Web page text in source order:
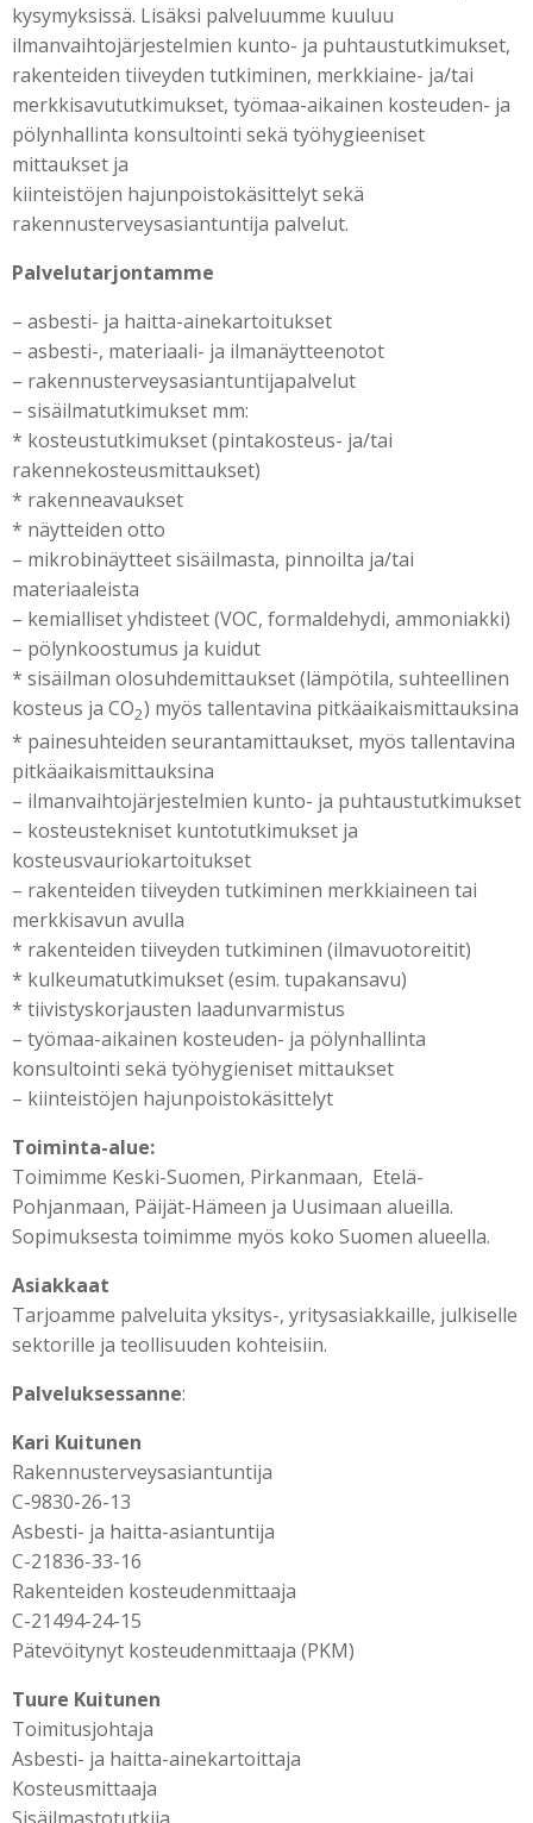
kysymyksissä. Lisäksi palveluumme kuuluu
ilmanvaihtojärjestelmien kunto- ja puhtaustutkimukset,
rakenteiden tiiveyden tutkiminen, merkkiaine- ja/tai
merkkisavututkimukset, työmaa-aikainen kosteuden- ja
pölynhallinta konsultointi sekä työhygieeniset
mittaukset ja
kiinteistöjen hajunpoistokäsittelyt sekä
rakennusterveysasiantuntija palvelut.
Palvelutarjontamme
– asbesti- ja haitta-ainekartoitukset
– asbesti-, materiaali- ja ilmanäytteenotot
– rakennusterveysasiantuntijapalvelut
– sisäilmatutkimukset mm:
* kosteustutkimukset (pintakosteus- ja/tai
rakennekosteusmittaukset)
* rakenneavaukset
* näytteiden otto
– mikrobinäytteet sisäilmasta, pinnoilta ja/tai
materiaaleista
– kemialliset yhdisteet (VOC, formaldehydi, ammoniakki)
– pölynkoostumus ja kuidut
* sisäilman olosuhdemittaukset (lämpötila, suhteellinen
kosteus ja CO2) myös tallentavina pitkäaikaismittauksina
* painesuhteiden seurantamittaukset, myös tallentavina
pitkäaikaismittauksina
– ilmanvaihtojärjestelmien kunto- ja puhtaustutkimukset
– kosteustekniset kuntotutkimukset ja
kosteusvauriokartoitukset
– rakenteiden tiiveyden tutkiminen merkkiaineen tai
merkkisavun avulla
* rakenteiden tiiveyden tutkiminen (ilmavuotoreitit)
* kulkeumatutkimukset (esim. tupakansavu)
* tiivistyskorjausten laadunvarmistus
– työmaa-aikainen kosteuden- ja pölynhallinta
konsultointi sekä työhygieniset mittaukset
– kiinteistöjen hajunpoistokäsittelyt
Toiminta-alue:
Toimimme Keski-Suomen, Pirkanmaan, Etelä-
Pohjanmaan, Päijät-Hämeen ja Uusimaan alueilla.
Sopimuksesta toimimme myös koko Suomen alueella.
Asiakkaat
Tarjoamme palveluita yksitys-, yritysasiakkaille, julkiselle
sektorille ja teollisuuden kohteisiin.
Palveluksessanne:
Kari Kuitunen
Rakennusterveysasiantuntija
C-9830-26-13
Asbesti- ja haitta-asiantuntija
C-21836-33-16
Rakenteiden kosteudenmittaaja
C-21494-24-15
Pätevöitynyt kosteudenmittaaja (PKM)
Tuure Kuitunen
Toimitusjohtaja
Asbesti- ja haitta-ainekartoittaja
Kosteusmittaaja